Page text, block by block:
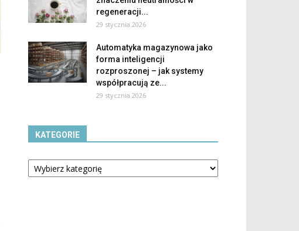
regeneracji...
29 stycznia 2026
Automatyka magazynowa jako
forma inteligencji
rozproszonej – jak systemy
współpracują ze...
29 stycznia 2026
KATEGORIE
Kategorie